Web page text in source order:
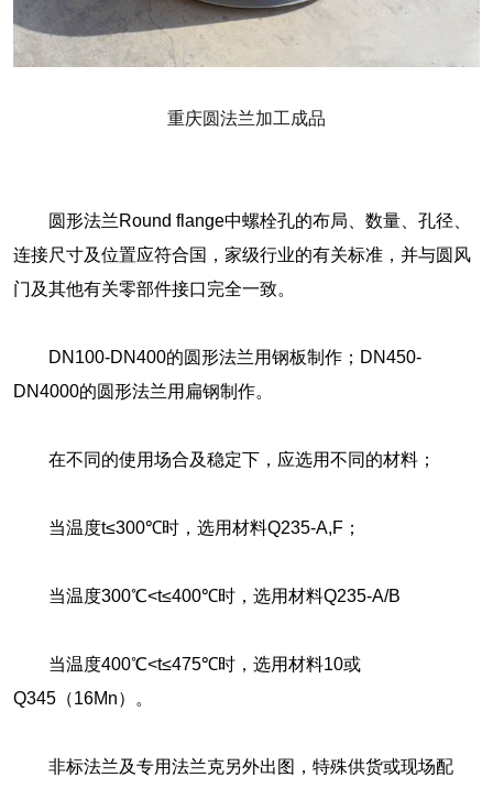
重庆圆法兰加工成品
圆形法兰Round flange中螺栓孔的布局、数量、孔径、
连接尺寸及位置应符合国，家级行业的有关标准，并与圆风
门及其他有关零部件接口完全一致。
DN100-DN400的圆形法兰用钢板制作；DN450-
DN4000的圆形法兰用扁钢制作。
在不同的使用场合及稳定下，应选用不同的材料；
当温度t≤300℃时，选用材料Q235-A,F；
当温度300℃<t≤400℃时，选用材料Q235-A/B
当温度400℃<t≤475℃时，选用材料10或
Q345（16Mn）。
非标法兰及专用法兰克另外出图，特殊供货或现场配